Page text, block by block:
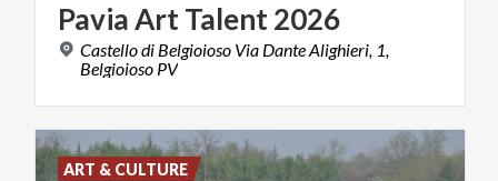
PaviaArtTalent2026
Castello di Belgioioso Via Dante Alighieri, 1,
Belgioioso PV
ART & CULTURE